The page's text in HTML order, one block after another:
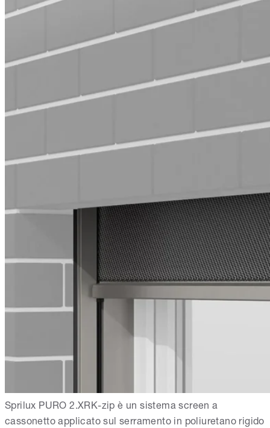
Sprilux PURO 2.XRK-zip è un sistema screen a
cassonetto applicato sul serramento in poliuretano rigido